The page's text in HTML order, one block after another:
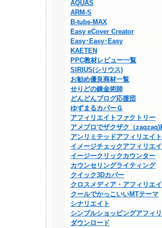
AQUAS
ARM-S
B-tube-MAX
Easy eCover Creator
Easy･Easy･Easy
KAETEN
PPC教材レビュー一覧
SIRIUS(シリウス)
お勧め優良商材一覧
せりどの錬金術師
どんどんブログ応援団
ゆずまるカバーＧ
アフィリエイトファクトリー
アメブロでザクザク（zaqzaq)
アンリミテッドアフィリエイト
イメージチェックアフィリエ
イージークリックカウンター
カウンセリングライティング
クイック3Dカバー
クロスメディア・アフィリエ
クールでかっこいいMTテーマ
シナリエイト
シンプルショッピングアフィ
ダウンロード